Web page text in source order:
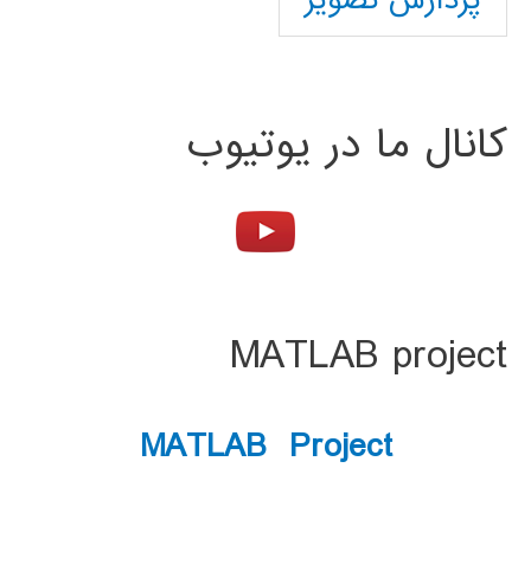
کانال ما در یوتیوب
MATLAB project
MATLAB Project